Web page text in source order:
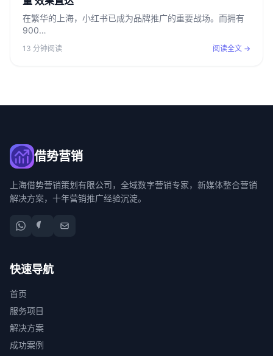
在繁华的上海，小红书已成为品牌推广的重要战场。而拥有
900…
13 分钟阅读 阅读全文 →
借势营销
上海借势营销策划有限公司，全域数字营销专家，新媒体整合营销
解决方案，十年营销推广经验沉淀。
快速导航
首页
服务项目
解决方案
成功案例